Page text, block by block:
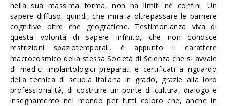
nella sua massima forma, non ha limiti né confini. Un
sapere diffuso, quindi, che mira a oltrepassare le barriere
cognitive oltre che geografiche. Testimonianza viva di
questa volontà di sapere infinito, che non conosce
restrizioni spaziotemporali, è appunto il carattere
macrocosmico della stessa Società di Scienza che si avvale
di medici implantologici preparati e certificati a riguardo
della tecnica di scuola italiana in grado, grazie alla loro
professionalità, di costruire un ponte di cultura, dialogo e
insegnamento nel mondo per tutti coloro che, anche in